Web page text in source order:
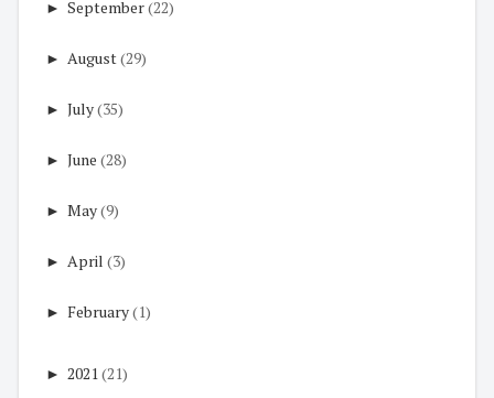
► September(22)
► August(29)
► July(35)
► June (28)
► May(9)
► April (3)
► February(1)
► 2021(21)